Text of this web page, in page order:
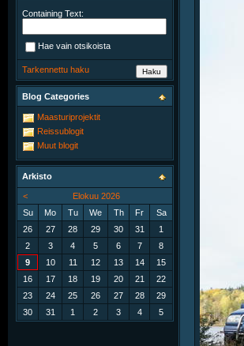
Containing Text:
Hae vain otsikoista
Tarkennettu haku
Blog Categories
Maasturiprojektit
Reissublogit
Muut blogit
Arkisto
<
Elokuu 2026
Su
Mo Tu We Th Fr
Sa
26
27 28 29 30 31
1
2
3 4 5 6 7
8
9
10 11 12 13 14
15
16
17 18 19 20 21
22
23
24 25 26 27 28
29
30
31 1 2 3 4 5